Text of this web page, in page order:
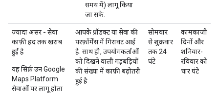
समय में) लागू किया
जा सके.
ज़्यादा असर - सेवा
काफ़ी हद तक खराब
हुई है
यह सिर्फ़ उन Google
Maps Platform
सेवाओं पर लागू होता
आपके प्रॉडक्ट या सेवा की
परफ़ॉर्मेंस में गिरावट आई
है. साथ ही, उपयोगकर्ताओं
को दिखने वाली गड़बड़ियों
की संख्या में काफ़ी बढ़ोतरी
हुई है.
सोमवार
से शुक्रवार
तक 24
घंटे
कामकाजी
दिनों और
शनिवार-
रविवार को
चार घंटे